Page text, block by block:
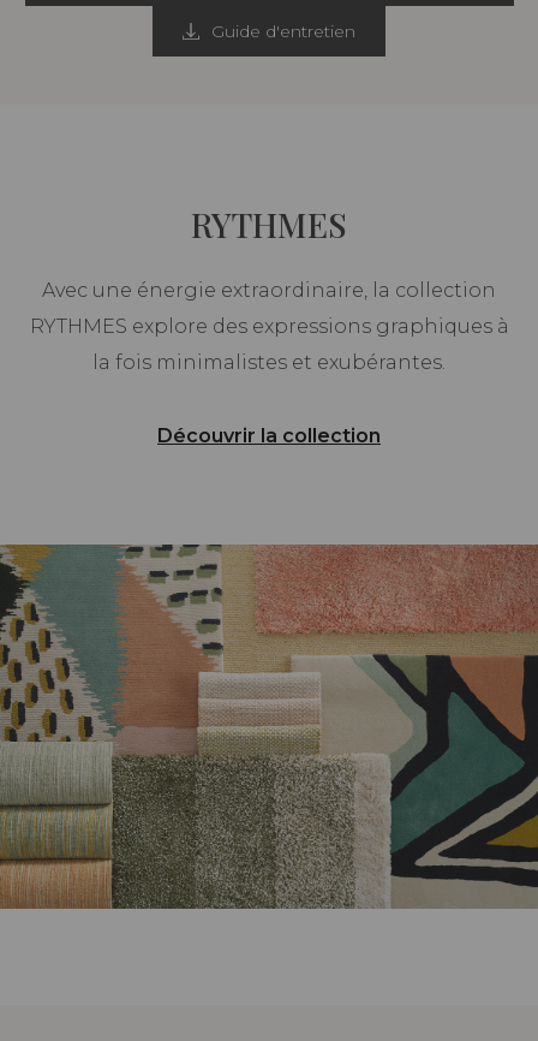
Guide d'entretien
RYTHMES
Avec une énergie extraordinaire, la collection
RYTHMES explore des expressions graphiques à
la fois minimalistes et exubérantes.
Découvrir la collection